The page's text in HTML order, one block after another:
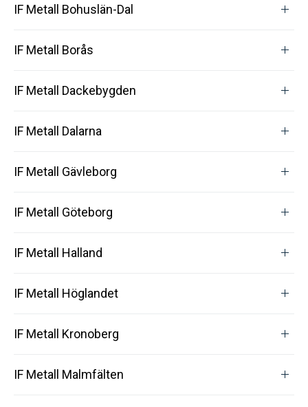
IF Metall Bohuslän-Dal
IF Metall Borås
IF Metall Dackebygden
IF Metall Dalarna
IF Metall Gävleborg
IF Metall Göteborg
IF Metall Halland
IF Metall Höglandet
IF Metall Kronoberg
IF Metall Malmfälten